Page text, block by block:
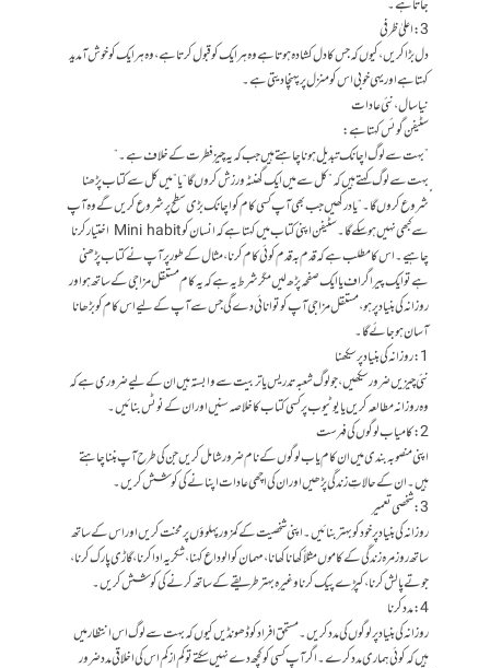
جاتا ہے۔
3: اعلیٰ ظرفی
دل بڑا کریں، کیوں کہ جس کا دل کشادہ ہوتا ہے وہ ہر ایک کو قبول کرتا ہے، وہ ہر ایک کو خوش آمدید
کہتا ہے اور یہی خوبی اس کو منزل پر پہنچا دیتی ہے۔
نیا سال، نئی عادات
سٹیفن گوئس کہتا ہے:
”بہت سے لوگ اچانک تبدیل ہونا چاہتے ہیں جب کہ یہ چیز فطرت کے خلاف ہے۔“
ٍٍبہت سے لوگ کہتے ہیں کہ”کل سے میں ایک گھنٹہ ورزش کروں گا“ یا”میں کل سے کتاب پڑھنا
شروع کروں گا۔“یاد رکھیں جب بھی آپ کسی کام کو اچانک بڑی سطح پر شروع کریں گے وہ آپ
سے کبھی نہیں ہوسکے گا۔ سٹیفن اپنی کتاب میں کہتا ہے کہ انسان کو Mini habit اختیار کرنا
چاہیے۔ اس کا مطلب ہے کہ قدم بہ قدم کوئی کام کرنا، مثال کے طور پر آپ نے کتاب پڑھنی
ہے تو ایک پیراگراف یا ایک صفحہ پڑھ لیں مگر شرط یہ ہے کہ یہ کام مستقل مزاجی کے ساتھ ہو اور
روزانہ کی بنیاد پر ہو، مستقل مزاجی آپ کو توانائی دے گی جس سے آپ کے لیے اس کام کو بڑھانا
آسان ہوجائے گا۔
1: روزانہ کی بنیاد پر سیکھنا
نئی چیزیں ضرور سیکھیں، جو لوگ شعبہ تدریس یا تربیت سے وابستہ ہیں ان کے لیے ضروری ہے کہ
وہ روزانہ مطالعہ کریں یا یوٹیوب پر کسی کتاب کا خلاصہ سنیں اور ان کے نوٹس بنائیں۔
2: کامیاب لوگو ں کی فہرست
اپنی منصوبہ بندی میں ان کام یاب لوگوں کے نام ضرور شامل کریں جن کی طرح آپ بننا چاہتے
ہیں۔ ان کے حالاتِ زندگی پڑھیں اور ان کی اچھی عادات اپنانے کی کوشش کریں۔
3: شخصی تعمیر
روزانہ کی بنیاد پر خود کو بہتر بنائیں۔ اپنی شخصیت کے کمزور پہلوؤں پر محنت کریں اور اس کے ساتھ
ساتھ روزمرہ زندگی کے کاموں مثلاً کھانا کھانا، مہمان کو الوداع کہنا، شکریہ ادا کرنا، گاڑی پارک کرنا،
جوتے پالش کرنا، کپڑے پیک کرنا وغیرہ بہتر طریقے کے ساتھ کرنے کی کوشش کریں۔
4: مددکرنا
روزانہ کی بنیاد پر لوگوں کی مدد کریں۔ مستحق افراد کو ڈھونڈیں کیوں کہ بہت سے لوگ اس انتظار میں
ہیں کہ کوئی ہماری مدد کرے۔ اگر آپ کسی کو کچھ دے نہیں سکتے تو کم از کم اس کی اخلاقی مدد ضرور